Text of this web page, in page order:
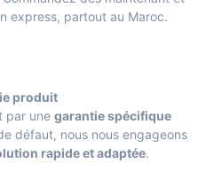
express, partout au Maroc.
produit
par une garantie spécifique
défaut, nous nous engageons
rapide et adaptée.